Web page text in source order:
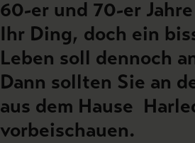
60-er und 70-er
Ihr Ding, doch ein
Leben soll dennoch
Dann sollten Sie an
aus dem Hause
vorbeischauen.